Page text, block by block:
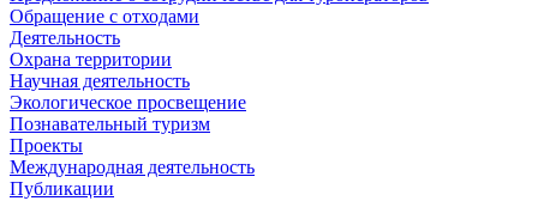
Обращение с отходами
Деятельность
Охрана территории
Научная деятельность
Экологическое просвещение
Познавательный туризм
Проекты
Международная деятельность
Публикации